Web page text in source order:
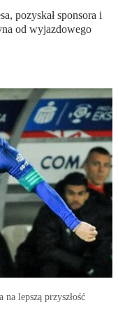
pozyskał sponsora i
od wyjazdowego
lepszą przyszłość